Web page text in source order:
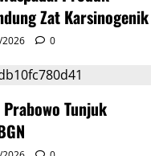
Zat Karsinogenik
0
Tunjuk